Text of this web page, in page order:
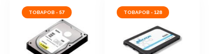
ТОВАРОВ - 57 ТОВАРОВ - 128